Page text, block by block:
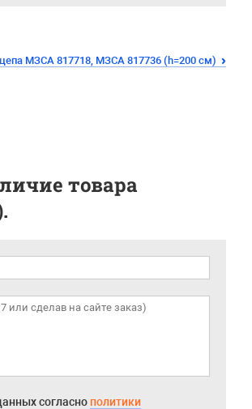
МЗСА 817718, МЗСА 817736 (h=200 см)
товара
согласно политики